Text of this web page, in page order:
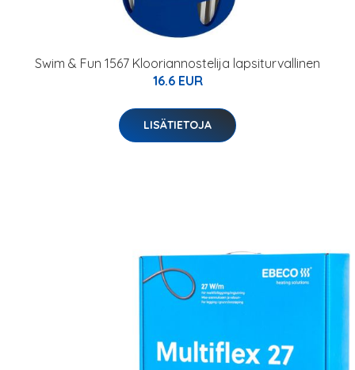
Swim & Fun 1567 Klooriannostelija lapsiturvallinen
16.6 EUR
LISÄTIETOJA